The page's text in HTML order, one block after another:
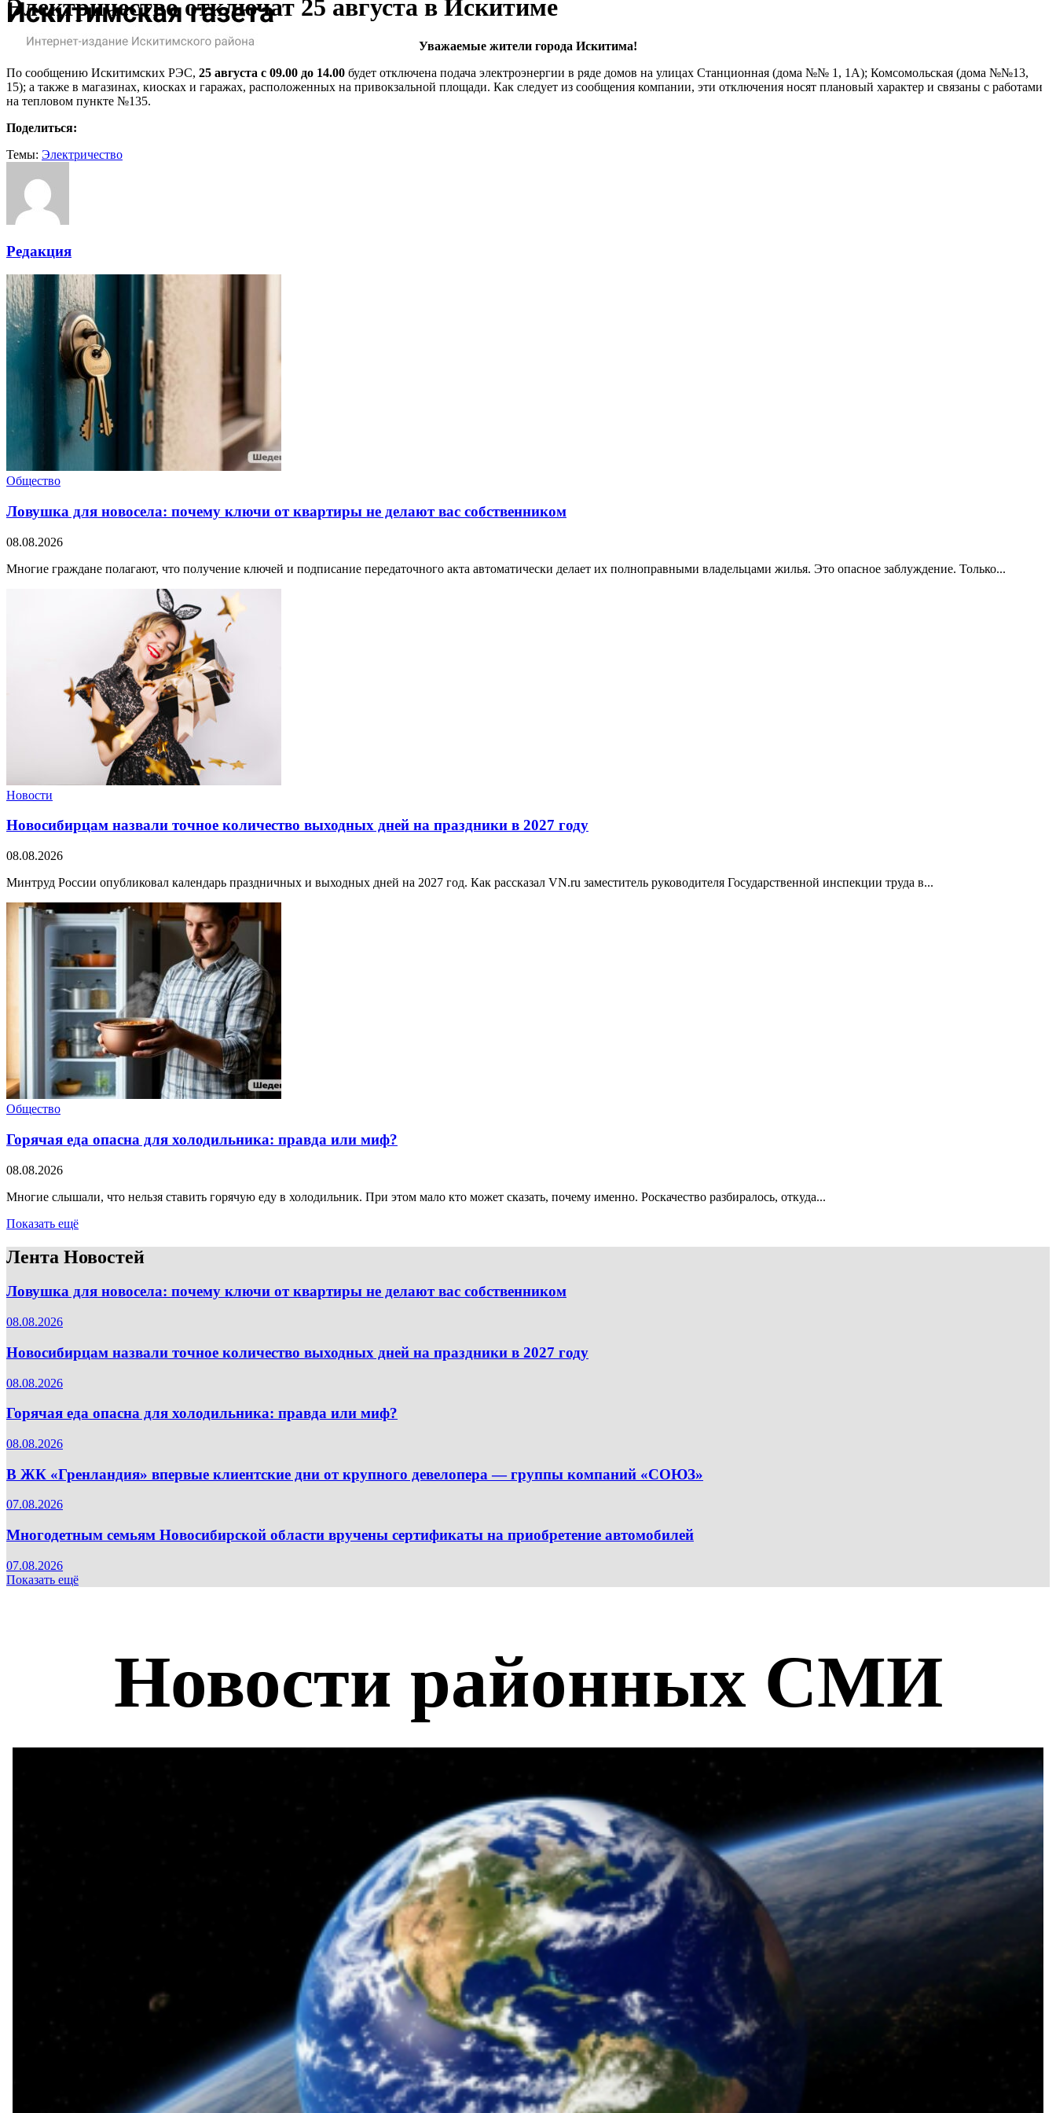
Электричество отключат 25 августа в Искитиме
Уважаемые жители города Искитима!
По сообщению Искитимских РЭС, 25 августа с 09.00 до 14.00 будет отключена подача электроэнергии в ряде домов на улицах Станционная (дома №№ 1, 1А); Комсомольская (дома №№13,
15); а также в магазинах, киосках и гаражах, расположенных на привокзальной площади. Как следует из сообщения компании, эти отключения носят плановый характер и связаны с работами
на тепловом пункте №135.
Поделиться:
Темы: Электричество
Редакция
Общество
Ловушка для новосела: почему ключи от квартиры не делают вас собственником
08.08.2026
Многие граждане полагают, что получение ключей и подписание передаточного акта автоматически делает их полноправными владельцами жилья. Это опасное заблуждение. Только...
Новости
Новосибирцам назвали точное количество выходных дней на праздники в 2027 году
08.08.2026
Минтруд России опубликовал календарь праздничных и выходных дней на 2027 год. Как рассказал VN.ru заместитель руководителя Государственной инспекции труда в...
Общество
Горячая еда опасна для холодильника: правда или миф?
08.08.2026
Многие слышали, что нельзя ставить горячую еду в холодильник. При этом мало кто может сказать, почему именно. Роскачество разбиралось, откуда...
Показать ещё
Лента Новостей
Ловушка для новосела: почему ключи от квартиры не делают вас собственником
08.08.2026
Новосибирцам назвали точное количество выходных дней на праздники в 2027 году
08.08.2026
Горячая еда опасна для холодильника: правда или миф?
08.08.2026
В ЖК «Гренландия» впервые клиентские дни от крупного девелопера — группы компаний «СОЮЗ»
07.08.2026
Многодетным семьям Новосибирской области вручены сертификаты на приобретение автомобилей
07.08.2026
Показать ещё